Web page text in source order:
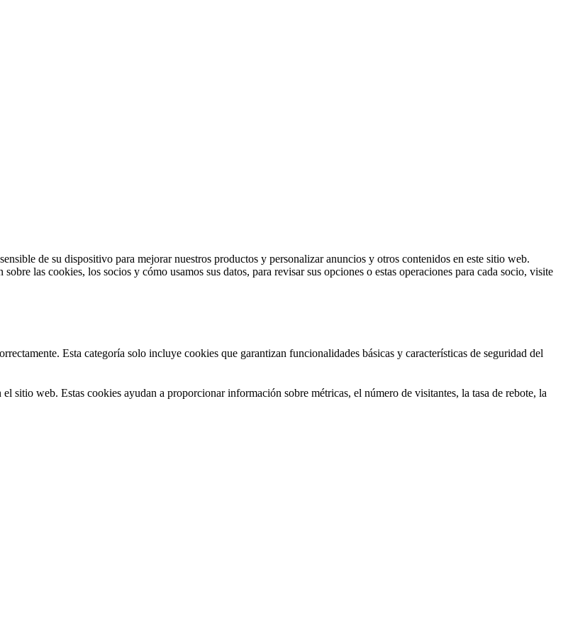
de su dispositivo para mejorar nuestros productos y personalizar anuncios y otros contenidos en este sitio web.
las cookies, los socios y cómo usamos sus datos, para revisar sus opciones o estas operaciones para cada socio, visite
Esta categoría solo incluye cookies que garantizan funcionalidades básicas y características de seguridad del
sitio web. Estas cookies ayudan a proporcionar información sobre métricas, el número de visitantes, la tasa de rebote, la